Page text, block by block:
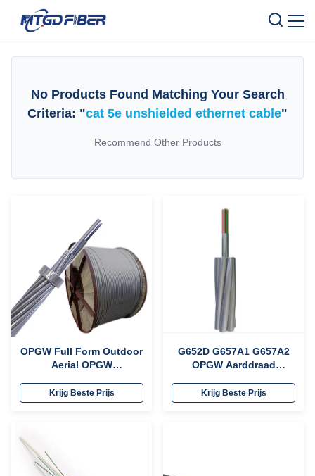
No Products Found Matching Your Search
Criteria: "cat 5e unshielded ethernet cable"
Recommend Other Products
OPGW Full Form Outdoor
Aerial OPGW
glasvezelcapaciteit 72
kern
Krijg Beste Prijs
G652D G657A1 G657A2
OPGW Aarddraad
Krijg Beste Prijs